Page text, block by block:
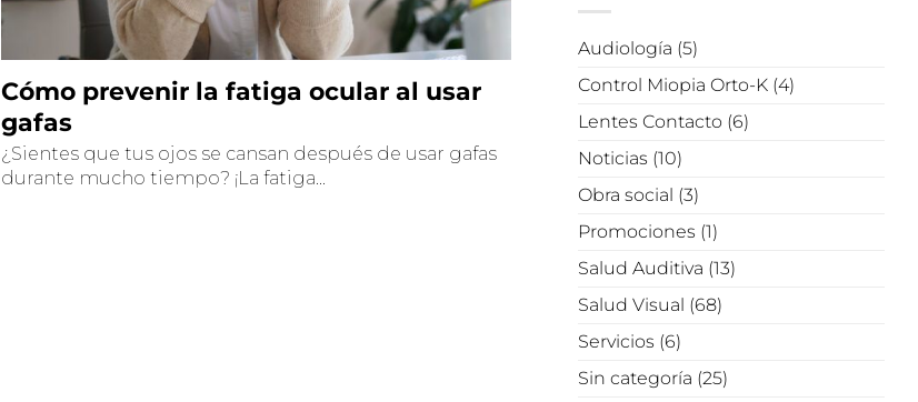
Cómo prevenir la fatiga ocular al usar
gafas
¿Sientes que tus ojos se cansan después de usar gafas
durante mucho tiempo? ¡La fatiga...
Audiología (5)
Control Miopia Orto-K (4)
Lentes Contacto (6)
Noticias (10)
Obra social (3)
Promociones (1)
Salud Auditiva (13)
Salud Visual (68)
Servicios (6)
Sin categoría (25)